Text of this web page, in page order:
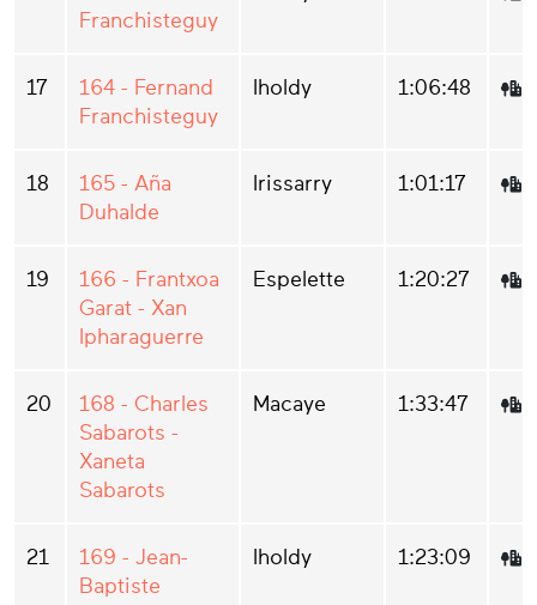
Franchisteguy
17
164 - Fernand
Franchisteguy
Iholdy 1:06:48
18
165 - Aña
Duhalde
Irissarry 1:01:17
19
166 - Frantxoa
Garat - Xan
Ipharaguerre
Espelette 1:20:27
20
168 - Charles
Sabarots -
Xaneta
Sabarots
Macaye 1:33:47
21
169 - Jean-
Baptiste
Iholdy 1:23:09